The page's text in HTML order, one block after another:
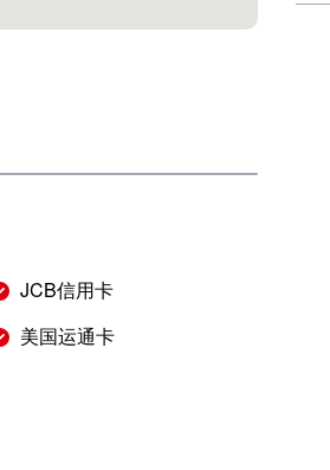
JCB信用卡
美国运通卡